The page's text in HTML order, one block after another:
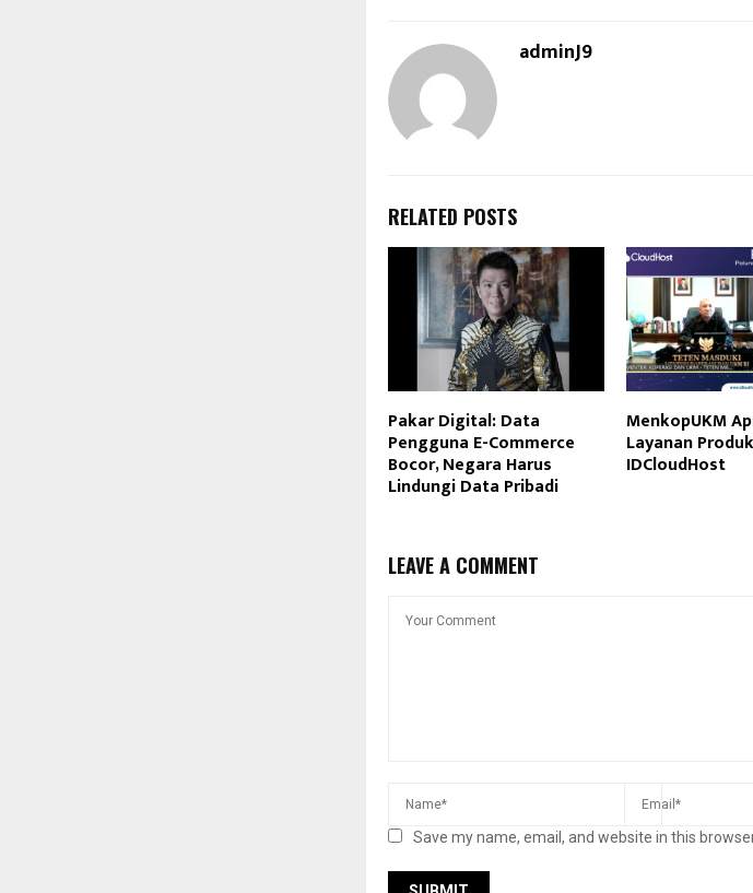
adminJ9
RELATED POSTS
Pakar Digital: Data
Pengguna E-Commerce
Bocor, Negara Harus
Lindungi Data Pribadi
MenkopUKM
Layanan
IDCloudHost
LEAVE A COMMENT
Save my name, email, and website in this